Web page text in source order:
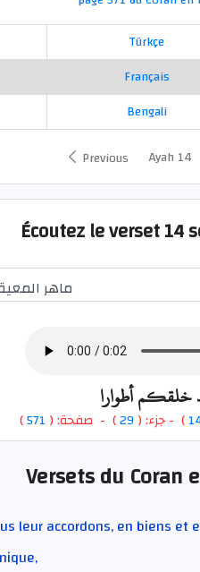
Türkçe
Français
Bengali
Previous
Ayah 14
Écoutez le verset 14
خلقكم أطوارا
) - جزء: (29) - صفحة: ( 571
)
Versets du Coran
leur accordons, en biens et